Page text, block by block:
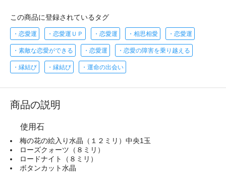
この商品に登録されているタグ
・恋愛運 ・恋愛運ＵＰ ・恋愛運 ・相思相愛 ・恋愛運
・素敵な恋愛ができる ・恋愛運 ・恋愛の障害を乗り越える
・縁結び ・縁結び ・運命の出会い
商品の説明
使用石
梅の花の絵入り水晶（１２ミリ）中央1玉
ローズクォーツ（８ミリ）
ロードナイト（８ミリ）
ボタンカット水晶